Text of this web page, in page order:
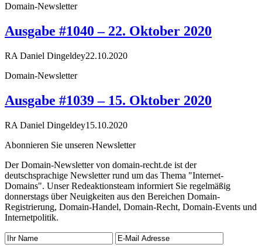
Domain-Newsletter
Ausgabe #1040 – 22. Oktober 2020
RA Daniel Dingeldey22.10.2020
Domain-Newsletter
Ausgabe #1039 – 15. Oktober 2020
RA Daniel Dingeldey15.10.2020
Abonnieren Sie unseren Newsletter
Der Domain-Newsletter von domain-recht.de ist der
deutschsprachige Newsletter rund um das Thema "Internet-
Domains". Unser Redeaktionsteam informiert Sie regelmäßig
donnerstags über Neuigkeiten aus den Bereichen Domain-
Registrierung, Domain-Handel, Domain-Recht, Domain-Events und
Internetpolitik.